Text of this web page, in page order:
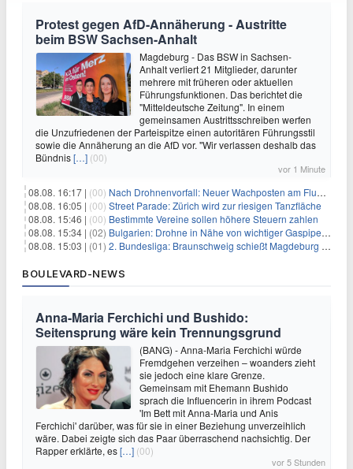
Protest gegen AfD-Annäherung - Austritte
beim BSW Sachsen-Anhalt
Magdeburg - Das BSW in Sachsen-
Anhalt verliert 21 Mitglieder, darunter
mehrere mit früheren oder aktuellen
Führungsfunktionen. Das berichtet die
"Mitteldeutsche Zeitung". In einem
gemeinsamen Austrittsschreiben werfen
die Unzufriedenen der Parteispitze einen autoritären Führungsstil
sowie die Annäherung an die AfD vor. "Wir verlassen deshalb das
Bündnis[…] (00)
vor 1 Minute
08.08. 16:17 | (00) Nach Drohnenvorfall: Neuer Wachposten am Flughafen
08.08. 16:05 | (00) Street Parade: Zürich wird zur riesigen Tanzfläche
08.08. 15:46 | (00) Bestimmte Vereine sollen höhere Steuern zahlen
08.08. 15:34 | (02) Bulgarien: Drohne in Nähe von wichtiger Gaspipeline explodiert
08.08. 15:03 | (01) 2. Bundesliga: Braunschweig schießt Magdeburg ab
BOULEVARD-NEWS
Anna-Maria Ferchichi und Bushido:
Seitensprung wäre kein Trennungsgrund
(BANG) - Anna-Maria Ferchichi würde
Fremdgehen verzeihen – woanders zieht
sie jedoch eine klare Grenze.
Gemeinsam mit Ehemann Bushido
sprach die Influencerin in ihrem Podcast
'Im Bett mit Anna-Maria und Anis
Ferchichi' darüber, was für sie in einer Beziehung unverzeihlich
wäre. Dabei zeigte sich das Paar überraschend nachsichtig. Der
Rapper erklärte, es[…] (00)
vor 5 Stunden